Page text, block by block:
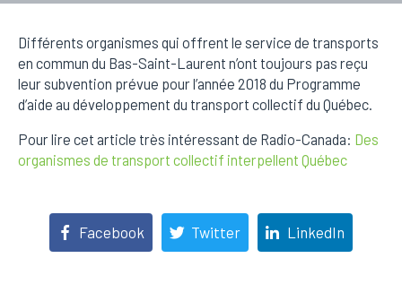
Différents organismes qui offrent le service de transports
en commun du Bas-Saint-Laurent n’ont toujours pas reçu
leur subvention prévue pour l’année 2018 du Programme
d’aide au développement du transport collectif du Québec.
Pour lire cet article très intéressant de Radio-Canada: Des
organismes de transport collectif interpellent Québec
Facebook Twitter LinkedIn